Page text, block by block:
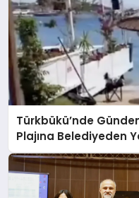
Türkbükü’nde
Plajına Belediyeden